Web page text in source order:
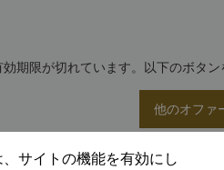
効期限が切れています。以下のボタ
他のオファ
、サイトの機能を有効にし